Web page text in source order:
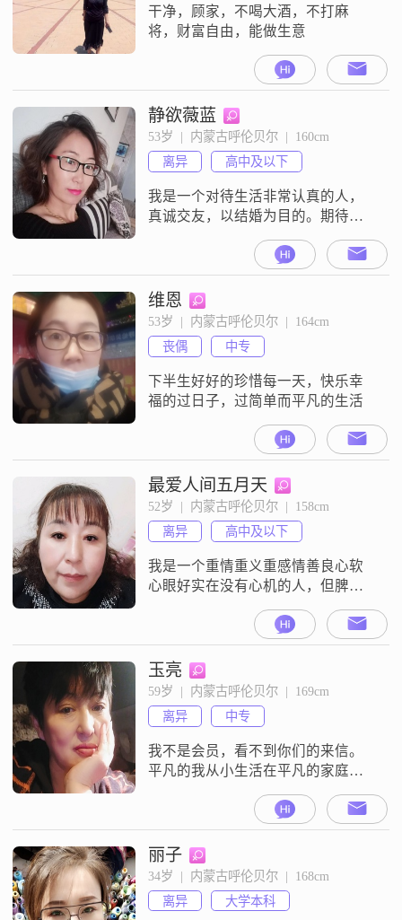
干净，顾家，不喝大酒，不打麻
将，财富自由，能做生意
静欲薇蓝
53岁  |  内蒙古呼伦贝尔  |  160cm
离异
高中及以下
我是一个对待生活非常认真的人，
真诚交友，以结婚为目的。期待与
手走过下半生，知足相守，平淡相
随。
维恩
53岁  |  内蒙古呼伦贝尔  |  164cm
丧偶
中专
下半生好好的珍惜每一天，快乐幸
福的过日子，过简单而平凡的生活
最爱人间五月天
52岁  |  内蒙古呼伦贝尔  |  158cm
离异
高中及以下
我是一个重情重义重感情善良心软
心眼好实在没有心机的人，但脾气
我，关心我，保护我，疼爱我的
人，爱好喜欢旅游爬山钓鱼听听音
乐做做家务。
玉亮
59岁  |  内蒙古呼伦贝尔  |  169cm
离异
中专
我不是会员，看不到你们的来信。
平凡的我从小生活在平凡的家庭
良，孝顺的人。半辈子就这样象男
人一样支撑着家，觉得这走过来的
日子里唯一对不起的就是自己。老
了想找个懂我，爱我，宠我的男人
好好的度过后半生，地区不限，只
要有眼缘我会跟他走到哪里都可
丽子
34岁  |  内蒙古呼伦贝尔  |  168cm
离异
大学本科